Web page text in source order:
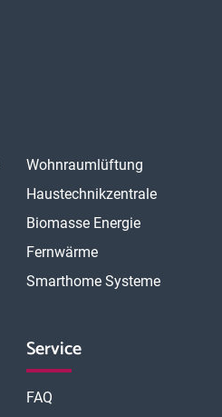
Wohnraumlüftung
Haustechnikzentrale
Biomasse Energie
Fernwärme
Smarthome Systeme
Service
FAQ